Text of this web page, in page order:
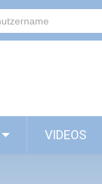
VIDEOS